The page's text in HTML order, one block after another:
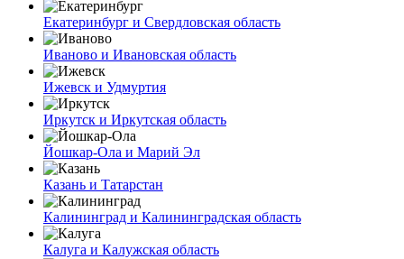
Екатеринбург и Свердловская область
Иваново и Ивановская область
Ижевск и Удмуртия
Иркутск и Иркутская область
Йошкар-Ола и Марий Эл
Казань и Татарстан
Калининград и Калининградская область
Калуга и Калужская область